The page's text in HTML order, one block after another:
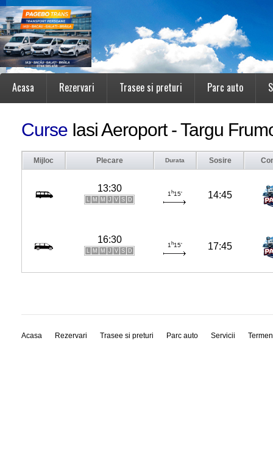
Acasa Rezervari Trasee si preturi Parc auto
Curse Iasi Aeroport - Targu
Mijloc Plecare Durata Sosire
13:30
L M M J V S D
1 h15' 14:45
16:30
L M M J V S D
1 h15' 17:45
Acasa Rezervari Trasee si preturi Parc auto Servicii